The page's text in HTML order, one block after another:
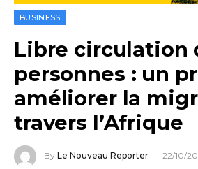
BUSINESS
Libre circulation
personnes : un
améliorer la
travers l’Afrique
By Le Nouveau Reporter
22/10/